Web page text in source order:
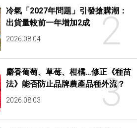
2
冷氣「2027年問題」引發搶購潮：
出貨量較前一年增加2成
2026.08.04
3
麝香葡萄、草莓、柑橘…修正《種苗
法》能否防止品牌農產品種外流？
2026.08.03